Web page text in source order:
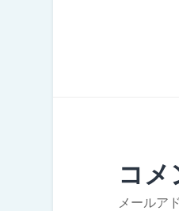
コ
メールア